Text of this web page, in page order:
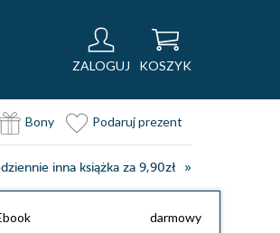
ZALOGUJ KOSZYK
Bony Podaruj prezent
inna książka za 9,90zł
darmowy